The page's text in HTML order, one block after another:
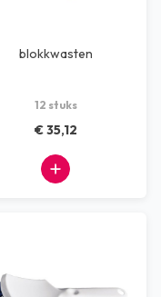
blokkwasten
12 stuks
€ 35,12